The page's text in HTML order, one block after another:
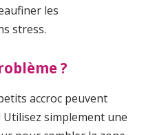
les
stress.
?
accroc peuvent
simplement une